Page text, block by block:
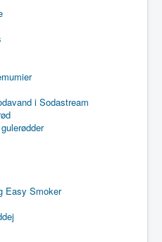
i Sodastream
Easy Smoker